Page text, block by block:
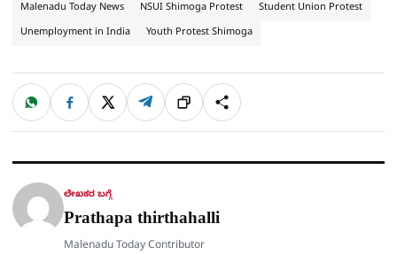
Malenadu Today News
NSUI Shimoga Protest
Student Union Protest
Unemployment in India
Youth Protest Shimoga
ಹಂಚಿಕೊಳ್ಳಿ
W
a
t
p
F
c
e
o
X T
l
e
a
ಲಿಂ
ಕ್
S
h
a
ಲೇಖಕರ ಬಗ್ಗೆ
Prathapa thirthahalli
Malenadu Today Contributor